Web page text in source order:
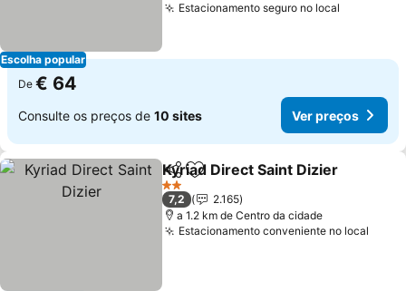
Escolha popular
Estacionamento seguro no local
De € 64
Consulte os preços de 10 sites Ver preços
PartilharAdicionar aos favoritos
Kyriad Direct Saint Dizier
2 Estrelas
7,2
2.165
a 1.2 km de Centro da cidade
Estacionamento conveniente no local